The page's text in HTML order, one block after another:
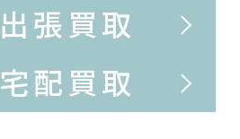
出張買取
宅配買取